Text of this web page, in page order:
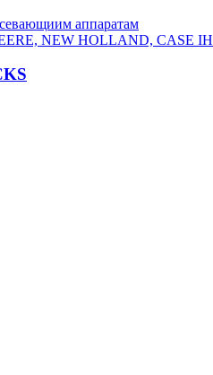
аппаратам
NEW HOLLAND, CASE IH